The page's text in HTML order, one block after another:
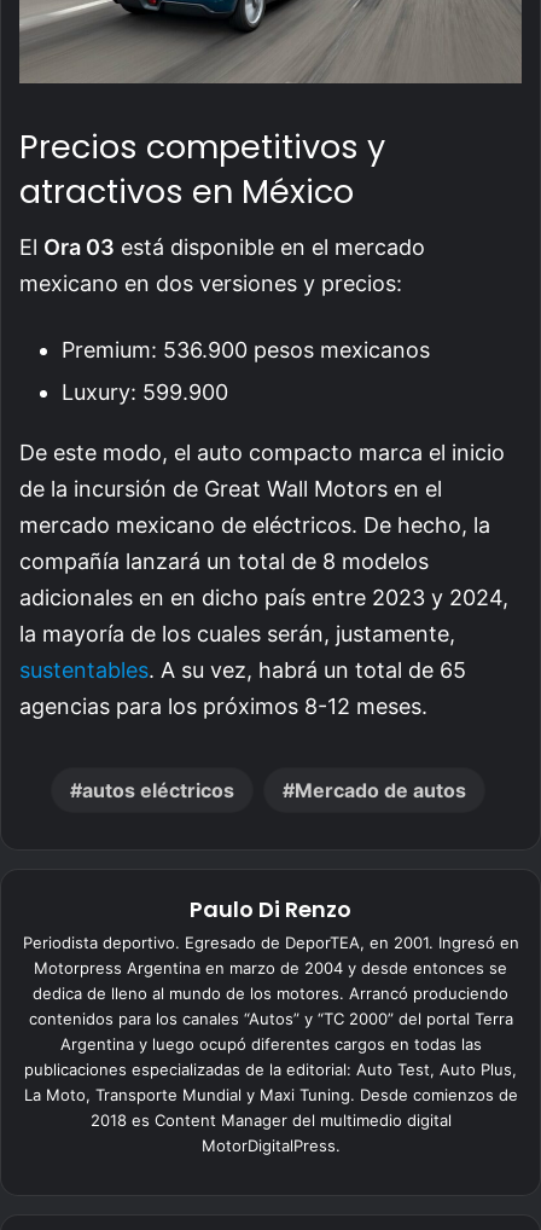
Precios competitivos y
atractivos en México
El Ora 03 está disponible en el mercado
mexicano en dos versiones y precios:
Premium: 536.900 pesos mexicanos
Luxury: 599.900
De este modo, el auto compacto marca el inicio
de la incursión de Great Wall Motors en el
mercado mexicano de eléctricos. De hecho, la
compañía lanzará un total de 8 modelos
adicionales en en dicho país entre 2023 y 2024,
la mayoría de los cuales serán, justamente,
sustentables. A su vez, habrá un total de 65
agencias para los próximos 8-12 meses.
autos eléctricos Mercado de autos
Paulo Di Renzo
Periodista deportivo. Egresado de DeporTEA, en 2001. Ingresó en
Motorpress Argentina en marzo de 2004 y desde entonces se
dedica de lleno al mundo de los motores. Arrancó produciendo
contenidos para los canales “Autos” y “TC 2000” del portal Terra
Argentina y luego ocupó diferentes cargos en todas las
publicaciones especializadas de la editorial: Auto Test, Auto Plus,
La Moto, Transporte Mundial y Maxi Tuning. Desde comienzos de
2018 es Content Manager del multimedio digital
MotorDigitalPress.